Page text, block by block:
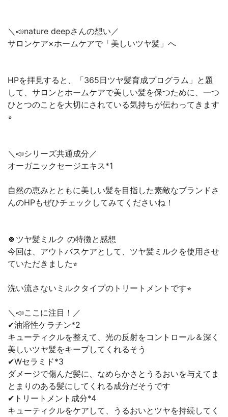
＼📣nature deepさんの想い／
サロンケア×ホームケアで「美しいツヤ髪」へ
HPを拝見すると、「365日ツヤ髪育成プログラム」と題
して、サロンとホームケアで美しい髪を保つために、一つ
ひとつのことを大切にされている気持ちが伝わってきます
⭐︎
＼📣シリーズ共通成分／
オーガニックセージエキス*1
自然の恵みとともに美しい髪を目指した素敵なブランドさ
んのHPもぜひチェックしてみてくださいね！
🍀ツヤ髪ミルク の特徴と感想
今回は、アウトバスケアとして、ツヤ髪ミルクを使用させ
ていただきました⭐︎
洗い流さないミルクタイプのトリートメントです⭐︎
＼📣ここに注目！／
✔︎油溶性ケラチン*2
キューティクルを整えて、光の反射をコントロール＆深く
美しいツヤ髪をキープしてくれるそう
✔︎Wセラミド*3
ダメージで傷んだ髪に、なめらかさとうるおいを与えてま
とまりのある髪にしてくれる成分だそうです
✔︎トリートメント成分*4
キューティクルをケアして、うるおいとツヤを持続してく